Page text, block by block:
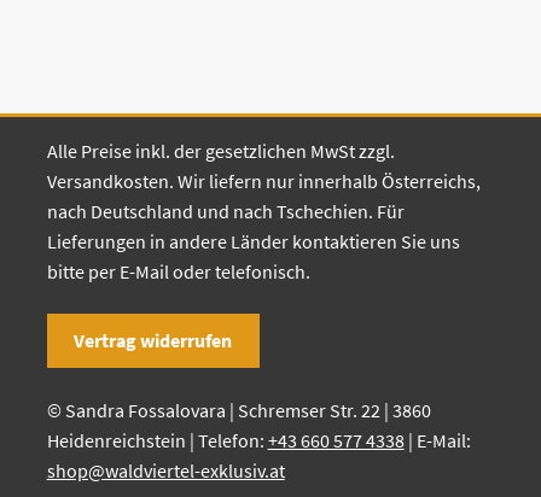
Alle Preise inkl. der gesetzlichen MwSt zzgl.
Versandkosten. Wir liefern nur innerhalb Österreichs,
nach Deutschland und nach Tschechien. Für
Lieferungen in andere Länder kontaktieren Sie uns
bitte per E-Mail oder telefonisch.
Vertrag widerrufen
© Sandra Fossalovara | Schremser Str. 22 | 3860
Heidenreichstein | Telefon: +43 660 577 4338| E-Mail:
shop@waldviertel-exklusiv.at